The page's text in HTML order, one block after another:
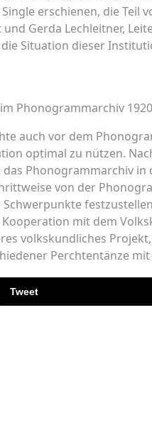
erschienen, die Teil
Gerda Lechleitner,
Situation dieser
Phonogrammarchiv
auch vor dem
optimal zu nützen.
Phonogrammarchiv
von der
mit dem
volkskundliches
Perchtentänze
Tweet